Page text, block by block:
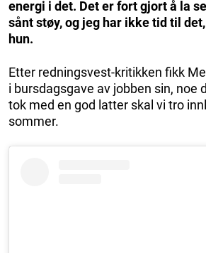
energi i det. Det er fort gjort å la
sånt støy, og jeg har ikke tid til
hun.
Etter redningsvest-kritikken fikk
i bursdagsgave av jobben sin, noe
tok med en god latter skal vi tro
sommer.